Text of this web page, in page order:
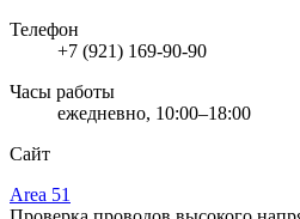
Телефон
+7 (921) 169-90-90
Часы работы
ежедневно, 10:00–18:00
Сайт
Area 51